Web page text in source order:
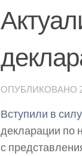
ОПУБЛИКОВАНО
Вступили в силу
декларации по
с